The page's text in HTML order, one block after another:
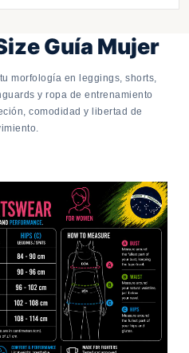
Guía Mujer
morfología en leggings, shorts,
y ropa de entrenamiento
comodidad y libertad de